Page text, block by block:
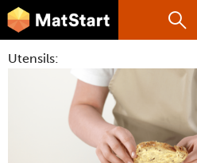
Hopp til hovedinnhold
hovednavigasjonsmobilversjon
MatStart
Søk
OPPSKRIFTER
Utensils: